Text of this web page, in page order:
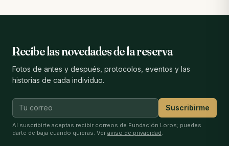
Recibe las novedades de la reserva
Fotos de antes y después, protocolos, eventos y las
historias de cada individuo.
Suscribirme
Al suscribirte aceptas recibir correos de Fundación Loros; puedes
darte de baja cuando quieras. Ver aviso de privacidad.